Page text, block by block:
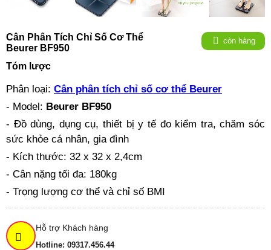
Cân Phân Tích Chỉ Số Cơ Thể
Beurer BF950
còn hàng
Tóm lược
Phân loại: Cân phân tích chỉ số cơ thể Beurer
- Model: Beurer BF950
- Đồ dùng, dụng cụ, thiết bị y tế đo kiểm tra, chăm sóc
sức khỏe cá nhân, gia đình
- Kích thước: 32 x 32 x 2,4cm
- Cân nặng tối đa: 180kg
- Trọng lượng cơ thể và chỉ số BMI
Hỗ trợ Khách hàng
Hotline: 09317.456.44